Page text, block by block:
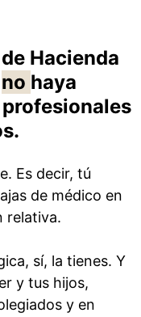
Hacienda
no haya
Es decir, tú
de médico en
relativa.
sí, la tienes. Y
y tus hijos,
y en